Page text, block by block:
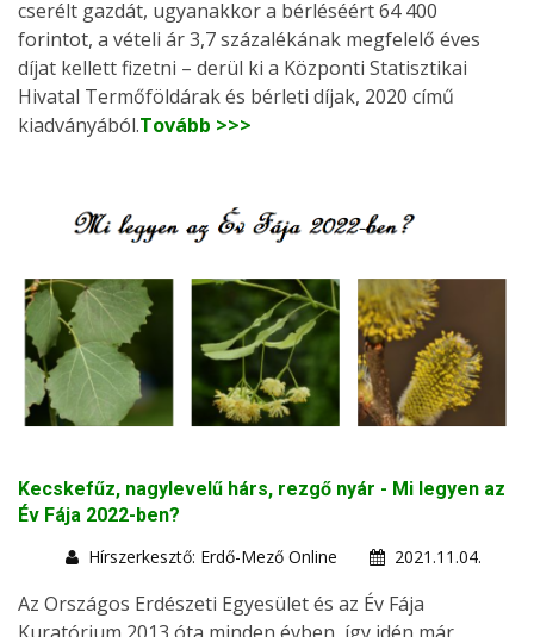
cserélt gazdát, ugyanakkor a bérléséért 64 400
forintot, a vételi ár 3,7 százalékának megfelelő éves
díjat kellett fizetni – derül ki a Központi Statisztikai
Hivatal Termőföldárak és bérleti díjak, 2020 című
kiadványából.Tovább >>>
Kecskefűz, nagylevelű hárs, rezgő nyár - Mi legyen az
Év Fája 2022-ben?
Hírszerkesztő: Erdő-Mező Online
2021.11.04.
Az Országos Erdészeti Egyesület és az Év Fája